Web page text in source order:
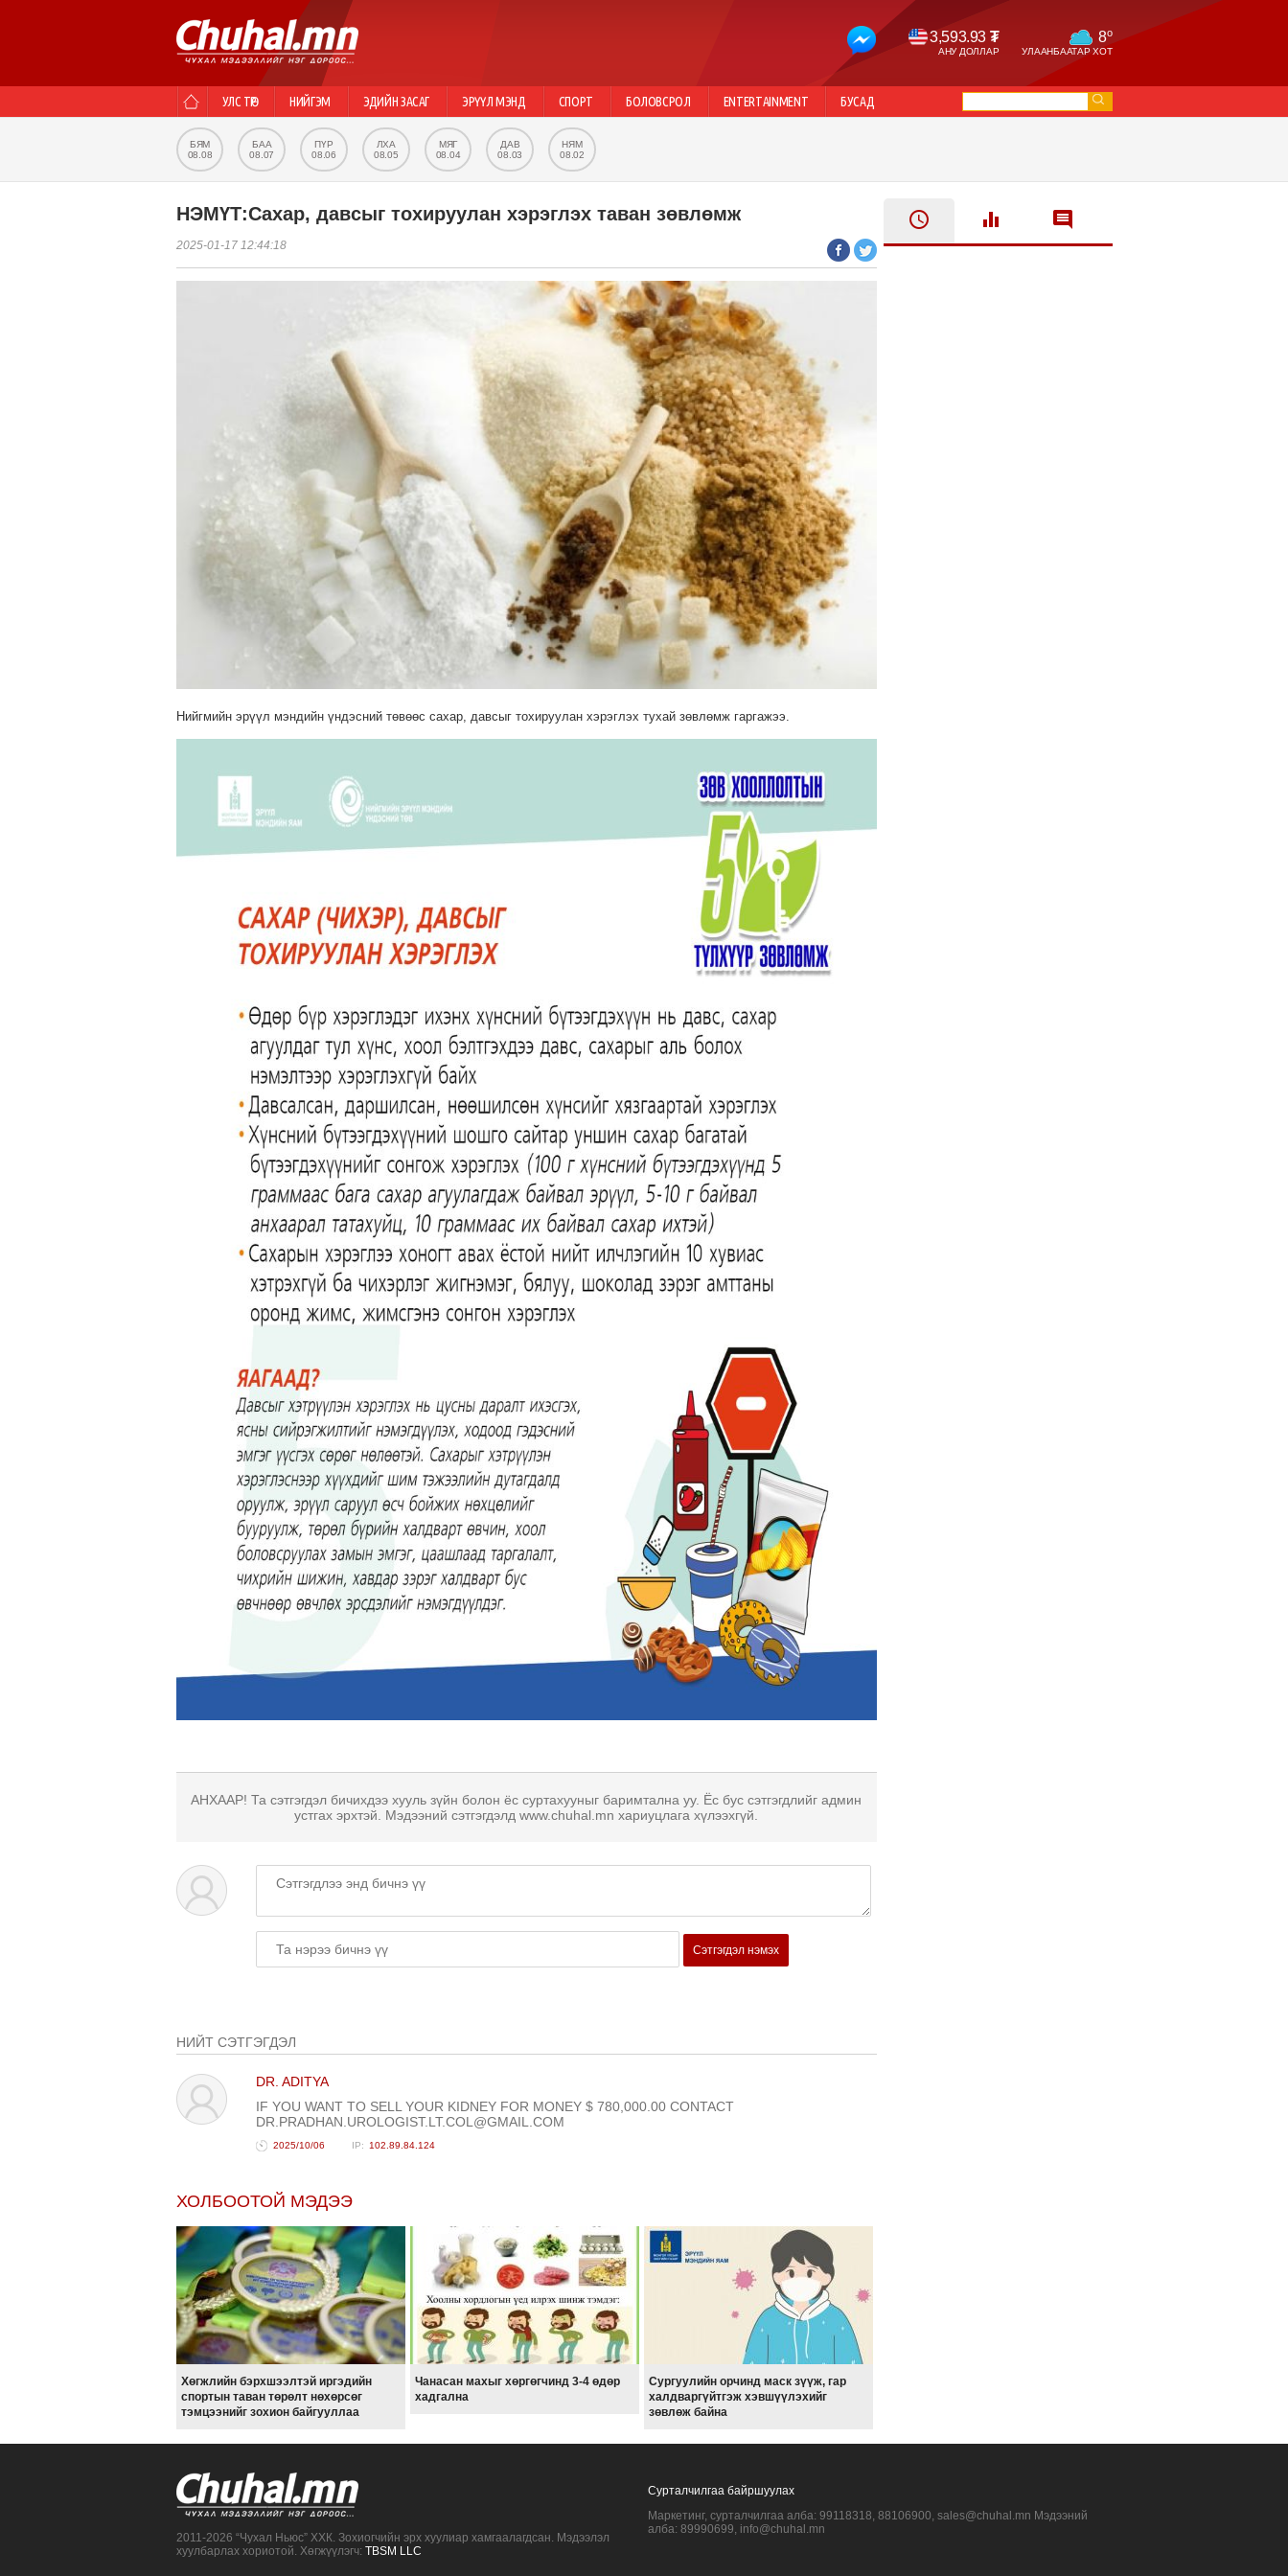
3,593.93 ₮
АНУ ДОЛЛАР
8o
УЛААНБААТАР ХОТ
УЛС ТӨР НИЙГЭМ ЭДИЙН ЗАСАГ ЭРҮҮЛ МЭНД СПОРТ БОЛОВСРОЛ ENTERTAINMENT БУСАД
БЯМ
08.08
БАА
08.07
ПҮР
08.06
ЛХА
08.05
МЯГ
08.04
ДАВ
08.03
НЯМ
08.02
НЭМҮТ:Сахар, давсыг тохируулан хэрэглэх таван зөвлөмж
2025-01-17 12:44:18
Нийгмийн эрүүл мэндийн үндэсний төвөөс сахар, давсыг тохируулан хэрэглэх тухай зөвлөмж гаргажээ.
АНХААР! Та сэтгэгдэл бичихдээ хууль зүйн болон ёс суртахууныг баримтална уу. Ёс бус сэтгэгдлийг админ
устгах эрхтэй. Мэдээний сэтгэгдэлд www.chuhal.mn хариуцлага хүлээхгүй.
Сэтгэгдэл нэмэх
НИЙТ СЭТГЭГДЭЛ
DR. ADITYA
IF YOU WANT TO SELL YOUR KIDNEY FOR MONEY $ 780,000.00 CONTACT
DR.PRADHAN.UROLOGIST.LT.COL@GMAIL.COM
2025/10/06 102.89.84.124
ХОЛБООТОЙ МЭДЭЭ
Хөгжлийн бэрхшээлтэй иргэдийн
спортын таван төрөлт нөхөрсөг
тэмцээнийг зохион байгууллаа
Чанасан махыг хөргөгчинд 3-4 өдөр
хадгална
Сургуулийн орчинд маск зүүж, гар
халдваргүйтгэж хэвшүүлэхийг
зөвлөж байна
2011-2026 “Чухал Ньюс” ХХК. Зохиогчийн эрх хуулиар хамгаалагдсан. Мэдээлэл
хуулбарлах хориотой. Хөгжүүлэгч: TBSM LLC
Сурталчилгаа байршуулах
Маркетинг, сурталчилгаа алба: 99118318, 88106900, sales@chuhal.mn Мэдээний
алба: 89990699, info@chuhal.mn